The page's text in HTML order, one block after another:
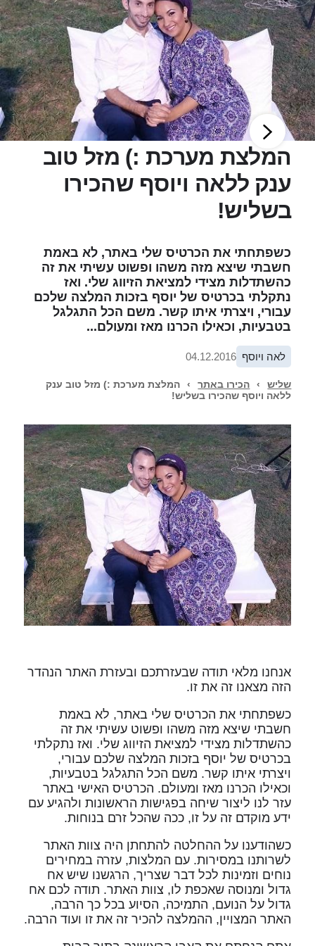
המלצת מערכת :) מזל טוב
ענק ללאה ויוסף שהכירו
בשליש!
כשפתחתי את הכרטיס שלי באתר, לא באמת
חשבתי שיצא מזה משהו ופשוט עשיתי את זה
כהשתדלות מצידי למציאת הזיווג שלי. ואז
נתקלתי בכרטיס של יוסף בזכות המלצה שלכם
עבורי, ויצרתי איתו קשר. משם הכל התגלגל
בטבעיות, וכאילו הכרנו מאז ומעולם...
לאה ויוסף 04.12.2016
שליש › הכירו באתר ›
המלצת מערכת :) מזל טוב ענק
ללאה ויוסף שהכירו בשליש!
אנחנו מלאי תודה שבעזרתכם ובעזרת האתר הנהדר
הזה מצאנו זה את זו.
כשפתחתי את הכרטיס שלי באתר, לא באמת
חשבתי שיצא מזה משהו ופשוט עשיתי את זה
כהשתדלות מצידי למציאת הזיווג שלי. ואז נתקלתי
בכרטיס של יוסף בזכות המלצה שלכם עבורי,
ויצרתי איתו קשר. משם הכל התגלגל בטבעיות,
וכאילו הכרנו מאז ומעולם. הכרטיס האישי באתר
עזר לנו ליצור שיחה בפגישות הראשונות ולהגיע עם
ידע מוקדם זה על זו, ככה שהכל זרם בנוחות.
כשהודענו על ההחלטה להתחתן היה צוות האתר
לשרותנו במסירות. עם המלצות, עזרה במחירים
נוחים וזמינות לכל דבר שצריך, הרגשנו שיש אח
גדול ומנוסה שאכפת לו, צוות האתר. תודה לכם אח
גדול על הנועם, התמיכה, הסיוע בכל כך הרבה,
האתר המצויין, ההמלצה להכיר זה את זו ועוד הרבה.